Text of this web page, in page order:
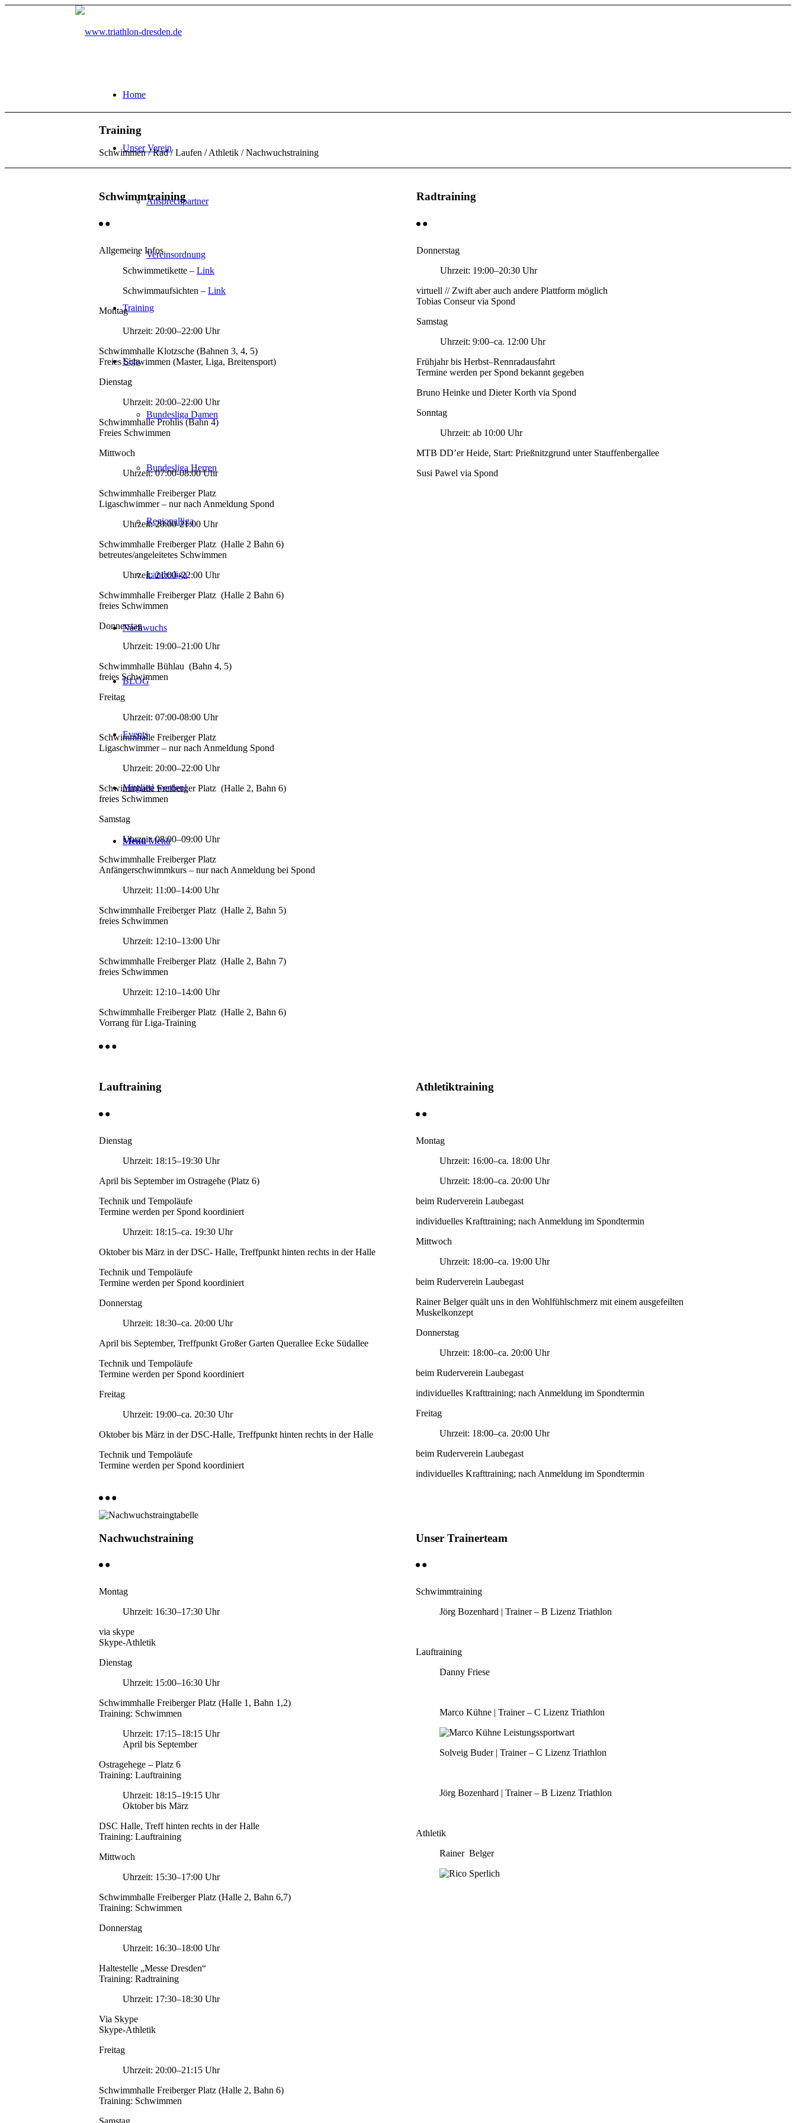
Home
Unser Verein
Ansprechpartner
Vereinsordnung
Training
Liga
Bundesliga Damen
Bundesliga Herren
Regionalliga
Landesliga
Nachwuchs
BLOG
Events
Mitglied werden!
Menü Menü
Training
Schwimmen / Rad / Laufen / Athletik / Nachwuchstraining
Schwimmtraining
Allgemeine Infos
Schwimmetikette – Link
Schwimmaufsichten – Link
Montag
Uhrzeit: 20:00–22:00 Uhr
Schwimmhalle Klotzsche (Bahnen 3, 4, 5)
Freies Schwimmen (Master, Liga, Breitensport)
Dienstag
Uhrzeit: 20:00–22:00 Uhr
Schwimmhalle Prohlis (Bahn 4)
Freies Schwimmen
Mittwoch
Uhrzeit: 07:00-08:00 Uhr
Schwimmhalle Freiberger Platz
Ligaschwimmer – nur nach Anmeldung Spond
Uhrzeit: 20:00-21:00 Uhr
Schwimmhalle Freiberger Platz (Halle 2 Bahn 6)
betreutes/angeleitetes Schwimmen
Uhrzeit: 21:00–22:00 Uhr
Schwimmhalle Freiberger Platz (Halle 2 Bahn 6)
freies Schwimmen
Donnerstag
Uhrzeit: 19:00–21:00 Uhr
Schwimmhalle Bühlau (Bahn 4, 5)
freies Schwimmen
Freitag
Uhrzeit: 07:00-08:00 Uhr
Schwimmhalle Freiberger Platz
Ligaschwimmer – nur nach Anmeldung Spond
Uhrzeit: 20:00–22:00 Uhr
Schwimmhalle Freiberger Platz (Halle 2, Bahn 6)
freies Schwimmen
Samstag
Uhrzeit: 08:00–09:00 Uhr
Schwimmhalle Freiberger Platz
Anfängerschwimmkurs – nur nach Anmeldung bei Spond
Uhrzeit: 11:00–14:00 Uhr
Schwimmhalle Freiberger Platz (Halle 2, Bahn 5)
freies Schwimmen
Uhrzeit: 12:10–13:00 Uhr
Schwimmhalle Freiberger Platz (Halle 2, Bahn 7)
freies Schwimmen
Uhrzeit: 12:10–14:00 Uhr
Schwimmhalle Freiberger Platz (Halle 2, Bahn 6)
Vorrang für Liga-Training
Radtraining
Donnerstag
Uhrzeit: 19:00–20:30 Uhr
virtuell // Zwift aber auch andere Plattform möglich
Tobias Conseur via Spond
Samstag
Uhrzeit: 9:00–ca. 12:00 Uhr
Frühjahr bis Herbst–Rennradausfahrt
Termine werden per Spond bekannt gegeben
Bruno Heinke und Dieter Korth via Spond
Sonntag
Uhrzeit: ab 10:00 Uhr
MTB DD’er Heide, Start: Prießnitzgrund unter Stauffenbergallee
Susi Pawel via Spond
Lauftraining
Dienstag
Uhrzeit: 18:15–19:30 Uhr
April bis September im Ostragehe (Platz 6)
Technik und Tempoläufe
Termine werden per Spond koordiniert
Uhrzeit: 18:15–ca. 19:30 Uhr
Oktober bis März in der DSC- Halle, Treffpunkt hinten rechts in der Halle
Technik und Tempoläufe
Termine werden per Spond koordiniert
Donnerstag
Uhrzeit: 18:30–ca. 20:00 Uhr
April bis September, Treffpunkt Großer Garten Querallee Ecke Südallee
Technik und Tempoläufe
Termine werden per Spond koordiniert
Freitag
Uhrzeit: 19:00–ca. 20:30 Uhr
Oktober bis März in der DSC-Halle, Treffpunkt hinten rechts in der Halle
Technik und Tempoläufe
Termine werden per Spond koordiniert
Athletiktraining
Montag
Uhrzeit: 16:00–ca. 18:00 Uhr
Uhrzeit: 18:00–ca. 20:00 Uhr
beim Ruderverein Laubegast
individuelles Krafttraining; nach Anmeldung im Spondtermin
Mittwoch
Uhrzeit: 18:00–ca. 19:00 Uhr
beim Ruderverein Laubegast
Rainer Belger quält uns in den Wohlfühlschmerz mit einem ausgefeilten
Muskelkonzept
Donnerstag
Uhrzeit: 18:00–ca. 20:00 Uhr
beim Ruderverein Laubegast
individuelles Krafttraining; nach Anmeldung im Spondtermin
Freitag
Uhrzeit: 18:00–ca. 20:00 Uhr
beim Ruderverein Laubegast
individuelles Krafttraining; nach Anmeldung im Spondtermin
Nachwuchstraining
Montag
Uhrzeit: 16:30–17:30 Uhr
via skype
Skype-Athletik
Dienstag
Uhrzeit: 15:00–16:30 Uhr
Schwimmhalle Freiberger Platz (Halle 1, Bahn 1,2)
Training: Schwimmen
Uhrzeit: 17:15–18:15 Uhr
April bis September
Ostragehege – Platz 6
Training: Lauftraining
Uhrzeit: 18:15–19:15 Uhr
Oktober bis März
DSC Halle, Treff hinten rechts in der Halle
Training: Lauftraining
Mittwoch
Uhrzeit: 15:30–17:00 Uhr
Schwimmhalle Freiberger Platz (Halle 2, Bahn 6,7)
Training: Schwimmen
Donnerstag
Uhrzeit: 16:30–18:00 Uhr
Haltestelle „Messe Dresden“
Training: Radtraining
Uhrzeit: 17:30–18:30 Uhr
Via Skype
Skype-Athletik
Freitag
Uhrzeit: 20:00–21:15 Uhr
Schwimmhalle Freiberger Platz (Halle 2, Bahn 6)
Training: Schwimmen
Unser Trainerteam
Schwimmtraining
Jörg Bozenhard | Trainer – B Lizenz Triathlon
Lauftraining
Danny Friese
Marco Kühne | Trainer – C Lizenz Triathlon
Solveig Buder | Trainer – C Lizenz Triathlon
Jörg Bozenhard | Trainer – B Lizenz Triathlon
Athletik
Rainer Belger